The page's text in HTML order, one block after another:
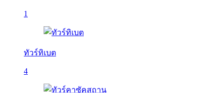
1
ทัวร์ทิเบต
4